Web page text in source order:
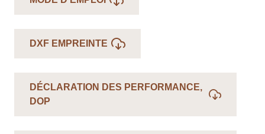
DXF EMPREINTE
DÉCLARATION DES PERFORMANCE,
DOP